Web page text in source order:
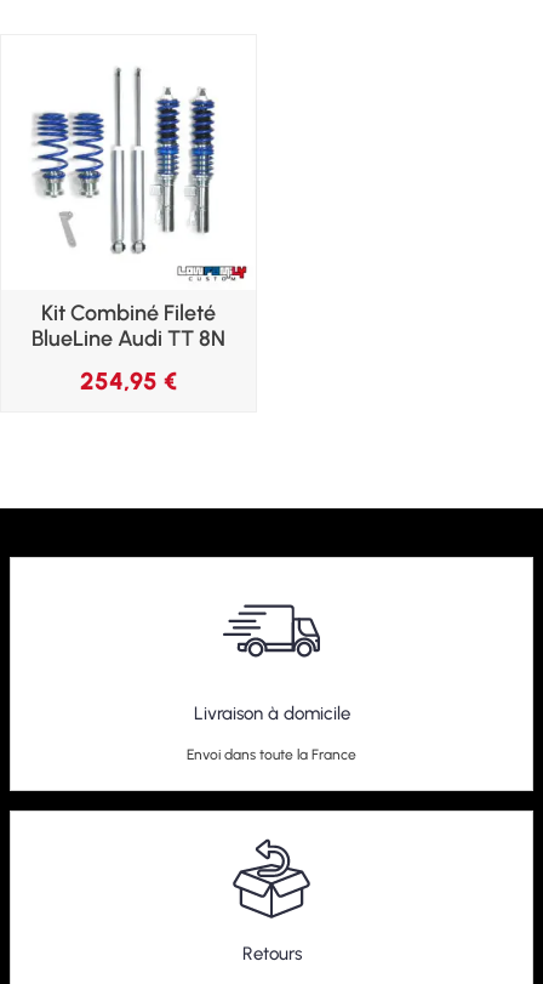
Kit Combiné Fileté
BlueLine Audi TT 8N
254,95 €
Livraison à domicile
Envoi dans toute la France
Retours